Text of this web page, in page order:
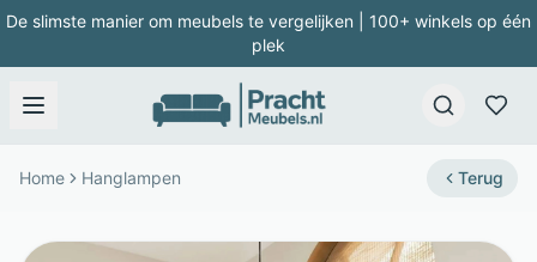
De slimste manier om meubels te vergelijken | 100+ winkels op één
plek
Home Hanglampen Terug